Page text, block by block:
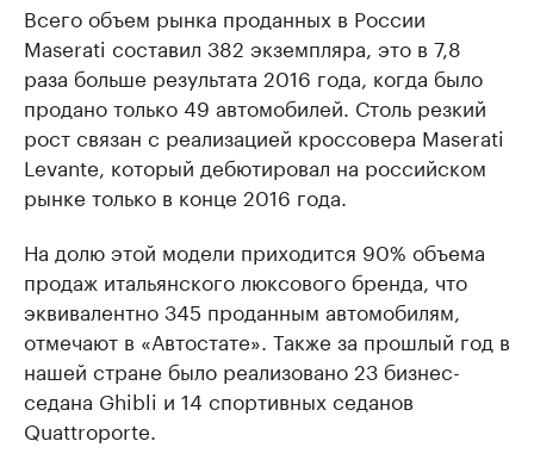
Всего объем рынка проданных в России
Maserati составил 382 экземпляра, это в 7,8
раза больше результата 2016 года, когда было
продано только 49 автомобилей. Столь резкий
рост связан с реализацией кроссовера Maserati
Levante, который дебютировал на российском
рынке только в конце 2016 года.
На долю этой модели приходится 90% объема
продаж итальянского люксового бренда, что
эквивалентно 345 проданным автомобилям,
отмечают в «Автостате». Также за прошлый год в
нашей стране было реализовано 23 бизнес-
седана Ghibli и 14 спортивных седанов
Quattroporte.